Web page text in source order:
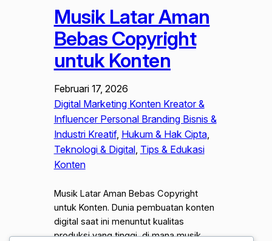
Musik Latar Aman
Bebas Copyright
untuk Konten
Februari 17, 2026
Digital Marketing Konten Kreator &
Influencer Personal Branding Bisnis &
Industri Kreatif, Hukum & Hak Cipta
Teknologi & Digital, Tips & Edukasi
Konten
Musik Latar Aman Bebas Copyright
untuk Konten. Dunia pembuatan konten
digital saat ini menuntut kualitas
produksi yang tinggi, di mana musik